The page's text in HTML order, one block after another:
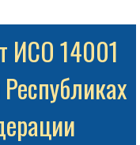
ИСО 14001